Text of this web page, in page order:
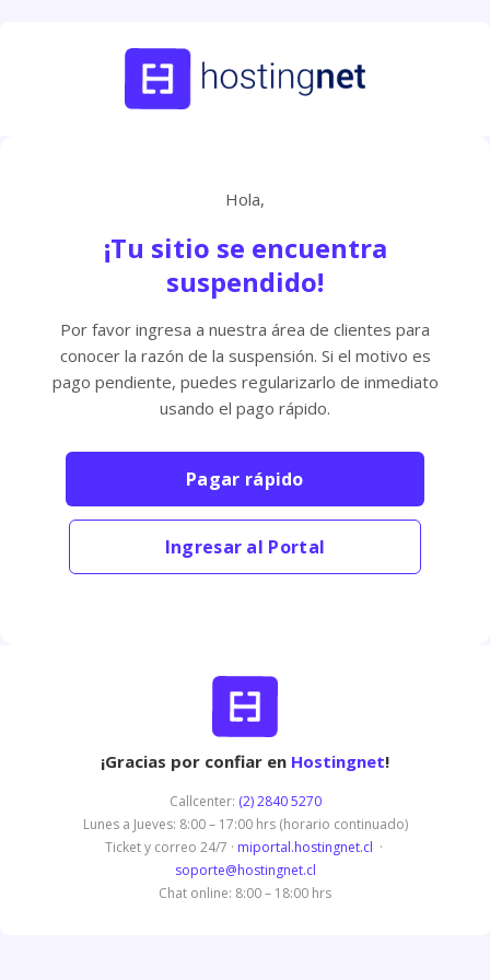
Hola,
¡Tu sitio se encuentra
suspendido!
Por favor ingresa a nuestra área de clientes para
conocer la razón de la suspensión. Si el motivo es
pago pendiente, puedes regularizarlo de inmediato
usando el pago rápido.
Pagar rápido
Ingresar al Portal
¡Gracias por confiar en Hostingnet!
Callcenter: (2) 2840 5270
Lunes a Jueves: 8:00 – 17:00 hrs (horario continuado)
Ticket y correo 24/7 · miportal.hostingnet.cl ·
soporte@hostingnet.cl
Chat online: 8:00 – 18:00 hrs